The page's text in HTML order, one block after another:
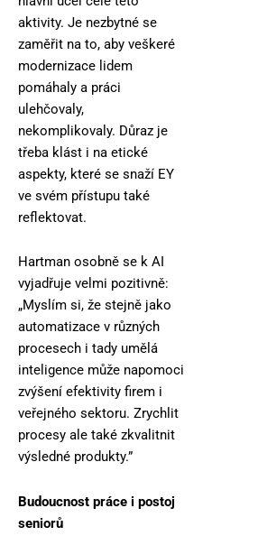
aktivity. Je nezbytné se
zaměřit na to, aby veškeré
modernizace lidem
pomáhaly a práci
ulehčovaly,
nekomplikovaly. Důraz je
třeba klást i na etické
aspekty, které se snaží EY
ve svém přístupu také
reflektovat.
Hartman osobně se k AI
vyjadřuje velmi pozitivně:
„Myslím si, že stejně jako
automatizace v různých
procesech i tady umělá
inteligence může napomoci
zvýšení efektivity firem i
veřejného sektoru. Zrychlit
procesy ale také zkvalitnit
výsledné produkty.”
Budoucnost práce i postoj
seniorů